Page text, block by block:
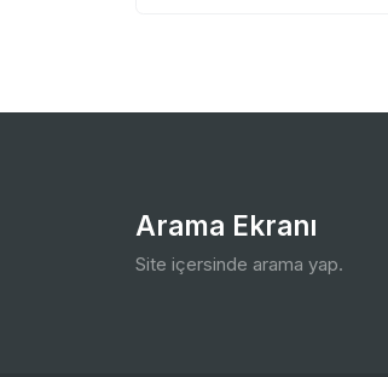
Arama Ekranı
Site içersinde arama yap.